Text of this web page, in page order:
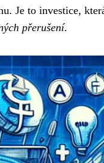
Je to investice,
přerušení.